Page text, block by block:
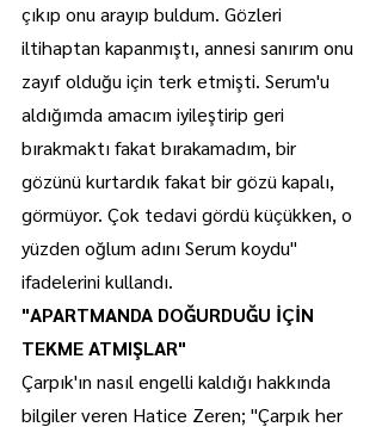
çıkıp onu arayıp buldum. Gözleri
iltihaptan kapanmıştı, annesi sanırım onu
zayıf olduğu için terk etmişti. Serum'u
aldığımda amacım iyileştirip geri
bırakmaktı fakat bırakamadım, bir
gözünü kurtardık fakat bir gözü kapalı,
görmüyor. Çok tedavi gördü küçükken, o
yüzden oğlum adını Serum koydu"
ifadelerini kullandı.
"APARTMANDA DOĞURDUĞU İÇİN
TEKME ATMIŞLAR"
Çarpık'ın nasıl engelli kaldığı hakkında
bilgiler veren Hatice Zeren; "Çarpık her